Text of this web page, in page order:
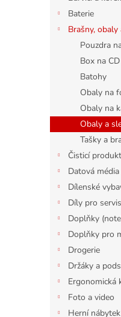
Baterie
Brašny, obaly
Pouzdra
Box na CD
Batohy
Obaly na
Obaly na
Obaly a
Tašky a
Čisticí
Datová média
Dílenské
Díly pro servis
Doplňky
Doplňky pro
Drogerie
Držáky a
Ergonomická
Foto a video
Herní nábytek